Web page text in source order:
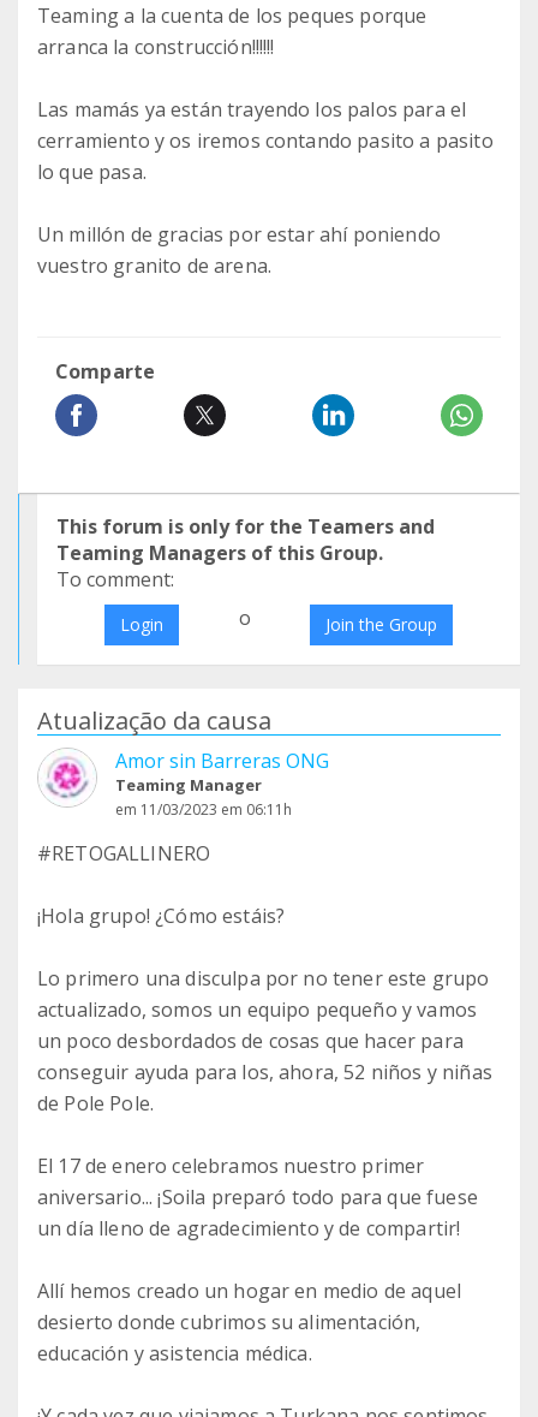
Teaming a la cuenta de los peques porque
arranca la construcción!!!!!!
Las mamás ya están trayendo los palos para el
cerramiento y os iremos contando pasito a pasito
lo que pasa.
Un millón de gracias por estar ahí poniendo
vuestro granito de arena.
Comparte
This forum is only for the Teamers and
Teaming Managers of this Group.
To comment:
Login o Join the Group
Atualização da causa
Amor sin Barreras ONG
Teaming Manager
em 11/03/2023 em 06:11h
#RETOGALLINERO
¡Hola grupo! ¿Cómo estáis?
Lo primero una disculpa por no tener este grupo
actualizado, somos un equipo pequeño y vamos
un poco desbordados de cosas que hacer para
conseguir ayuda para los, ahora, 52 niños y niñas
de Pole Pole.
El 17 de enero celebramos nuestro primer
aniversario... ¡Soila preparó todo para que fuese
un día lleno de agradecimiento y de compartir!
Allí hemos creado un hogar en medio de aquel
desierto donde cubrimos su alimentación,
educación y asistencia médica.